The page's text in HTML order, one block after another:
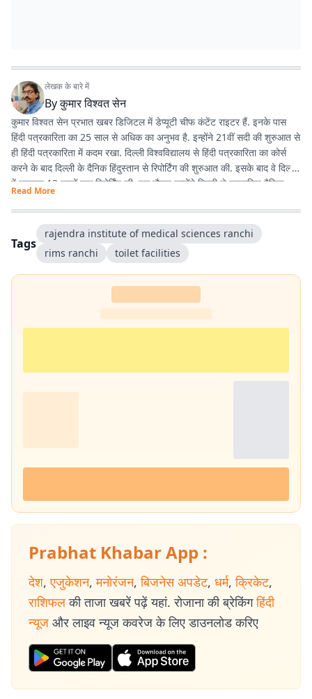
लेखक के बारे में
Byकुमार विश्वत सेन
कुमार विश्वत सेन प्रभात खबर डिजिटल में डेप्यूटी चीफ कंटेंट राइटर हैं. इनके पास
हिंदी पत्रकारिता का 25 साल से अधिक का अनुभव है. इन्होंने 21वीं सदी की शुरुआत से
ही हिंदी पत्रकारिता में कदम रखा. दिल्ली विश्वविद्यालय से हिंदी पत्रकारिता का कोर्स
करने के बाद दिल्ली के दैनिक हिंदुस्तान से रिपोर्टिंग की शुरुआत की. इसके बाद वे दिल्ली
में लगातार 12 सालों तक रिपोर्टिंग की. इस दौरान उन्होंने दिल्ली से प्रकाशित दैनिक
हिंदुस्तान दैनिक जागरण, देशबंधु जैसे प्रतिष्ठित अखबारों के साथ कई साप्ताहिक
अखबारों के लिए भी रिपोर्टिंग की. 2013 में वे प्रभात खबर आए. तब से वे प्रिंट मीडिया
के साथ फिलहाल पिछले 10 सालों से प्रभात खबर डिजिटल में अपनी सेवाएं दे रहे हैं.
इन्होंने अपने करियर के शुरुआती दिनों में ही राजस्थान में होने वाली हिंदी पत्रकारिता के
300 साल के इतिहास पर एक पुस्तक 'नित नए आयाम की खोज: राजस्थानी
पत्रकारिता' की रचना की. इनकी कई कहानियां देश के विभिन्न पत्र-पत्रिकाओं में
Read More
Tags
rajendra institute of medical sciences ranchi
rims ranchi
toilet facilities
Prabhat Khabar App :
देश, एजुकेशन, मनोरंजन, बिजनेस अपडेट, धर्म, क्रिकेट,
राशिफल की ताजा खबरें पढ़ें यहां. रोजाना की ब्रेकिंग हिंदी
न्यूज और लाइव न्यूज कवरेज के लिए डाउनलोड करिए